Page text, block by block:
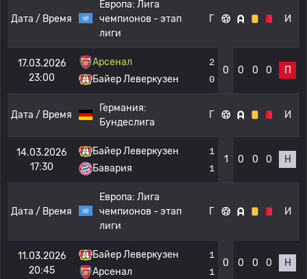
Дата / Время
Европа: Лига
чемпионов - этап
лиги
Г И
17.03.2026
23:00
Арсенал
Байер Леверкузен
2
0
0 0 0 0 П
Дата / Время
Германия:
Бундеслига
Г И
14.03.2026
17:30
Байер Леверкузен
Бавария
1
1
1 0 0 0 Н
Дата / Время
Европа: Лига
чемпионов - этап
лиги
Г И
11.03.2026
20:45
Байер Леверкузен
Арсенал
1
1
0 0 0 0 Н